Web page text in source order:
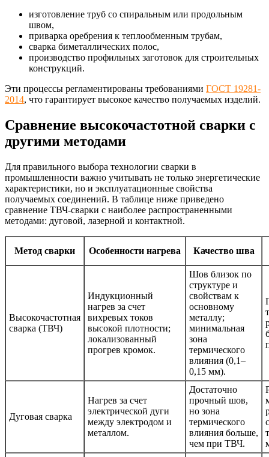
изготовление труб со спиральным или продольным
швом,
приварка оребрения к теплообменным трубам,
сварка биметаллических полос,
производство профильных заготовок для строительных
конструкций.
Эти процессы регламентированы требованиями ГОСТ 19281-
2014, что гарантирует высокое качество получаемых изделий.
Сравнение высокочастотной сварки с
другими методами
Для правильного выбора технологии сварки в
промышленности важно учитывать не только энергетические
характеристики, но и эксплуатационные свойства
получаемых соединений. В таблице ниже приведено
сравнение ТВЧ-сварки с наиболее распространенными
методами: дуговой, лазерной и контактной.
Метод сварки Особенности нагрева Качество шва
Высокочастотная
сварка (ТВЧ)
Индукционный
нагрев за счет
вихревых токов
высокой плотности;
локализованный
прогрев кромок.
Шов близок по
структуре и
свойствам к
основному
металлу;
минимальная
зона
термического
влияния (0,1–
0,15 мм).
Дуговая сварка
Нагрев за счет
электрической дуги
между электродом и
металлом.
Достаточно
прочный шов,
но зона
термического
влияния больше,
чем при ТВЧ.